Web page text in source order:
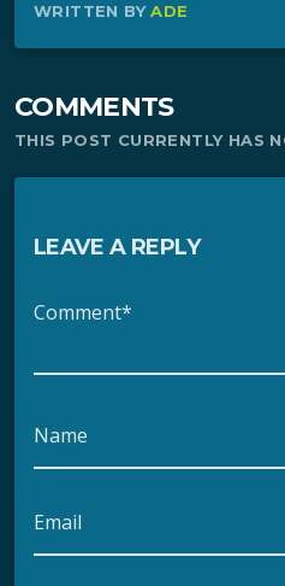
WRITTEN BYADE
COMMENTS
THIS POST CURRENTLY HAS
LEAVE A REPLY
Comment*
Name
Email